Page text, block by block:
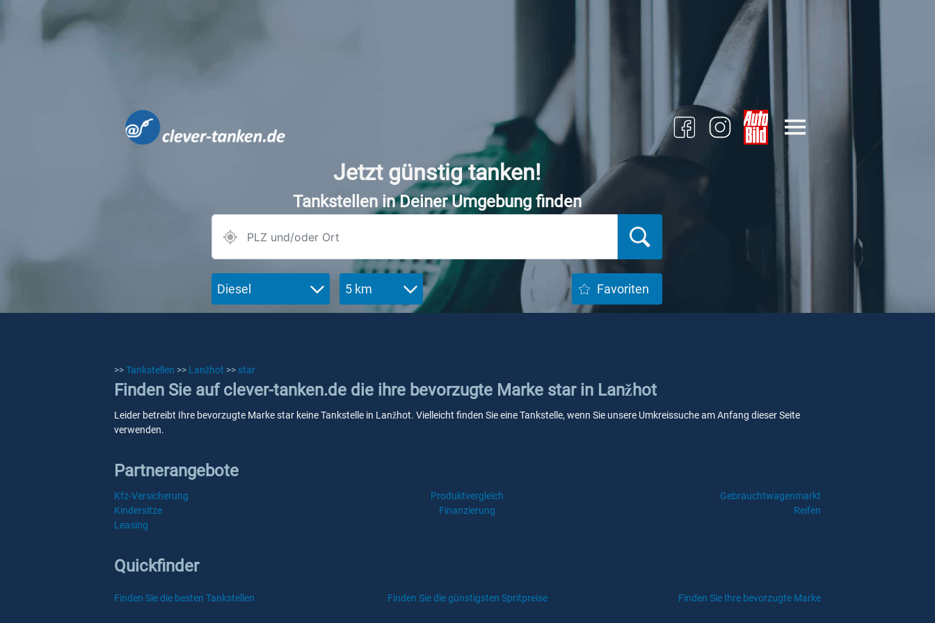
Jetzt günstig tanken!
Tankstellen in Deiner Umgebung finden
Diesel 5 km Favoriten
>>Tankstellen >> Lanžhot >> star
Finden Sie auf clever-tanken.de die ihre bevorzugte Marke star in Lanžhot
Leider betreibt Ihre bevorzugte Marke star keine Tankstelle in Lanžhot. Vielleicht finden Sie eine Tankstelle, wenn Sie unsere Umkreissuche am Anfang dieser Seite
verwenden.
Partnerangebote
Kfz-Versicherung Produktvergleich
Gebrauchtwagenmarkt
Kindersitze
Finanzierung
Reifen
Leasing
Quickfinder
Finden Sie die besten Tankstellen Finden Sie die günstigsten Spritpreise Finden Sie Ihre bevorzugte Marke